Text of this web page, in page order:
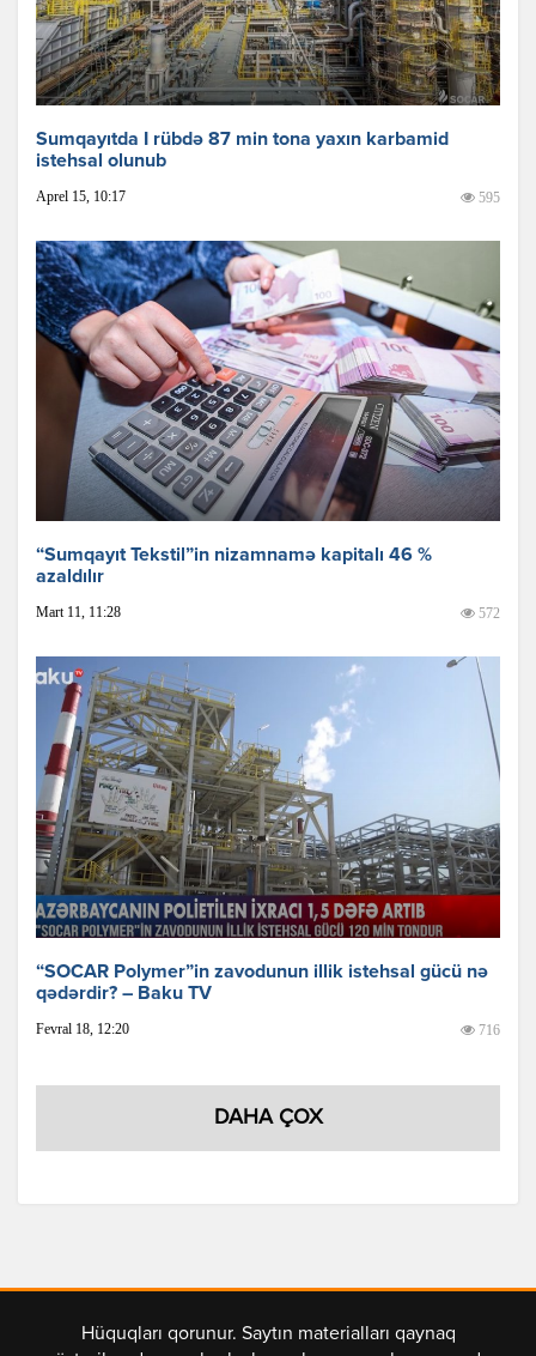
Sumqayıtda I rübdə 87 min tona yaxın karbamid
istehsal olunub
Aprel 15, 10:17 595
“Sumqayıt Tekstil”in nizamnamə kapitalı 46 %
azaldılır
Mart 11, 11:28 572
“SOCAR Polymer”in zavodunun illik istehsal gücü nə
qədərdir? – Baku TV
Fevral 18, 12:20 716
DAHA ÇOX
Hüquqları qorunur. Saytın materialları qaynaq